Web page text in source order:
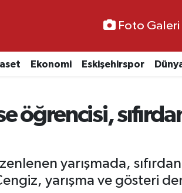
Foto Galeri
Ekonomi Eskişehirspor
öğrencisi,
yarışmada,
yarışma ve gösteri